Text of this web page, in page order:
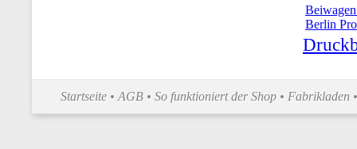
Berlin
Startseite •AGB •So funktioniert der Shop • Fabrikladen